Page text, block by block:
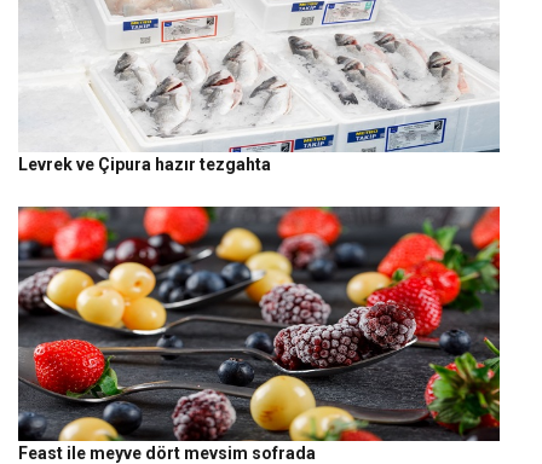
Levrek ve Çipura hazır tezgahta
Feast ile meyve dört mevsim sofrada